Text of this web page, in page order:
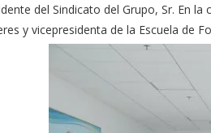
del Sindicato del Grupo, Sr. En
y vicepresidenta de la Escuela de